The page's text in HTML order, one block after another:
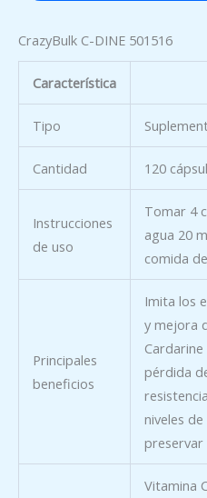
CrazyBulk C-DINE 501516
Característica
Tipo
Cantidad 120
Instrucciones
de uso
Tomar 4
agua 20
comida
Principales
beneficios
Imita los
y mejora
Cardarine
pérdida
niveles
preservar
Vitamina